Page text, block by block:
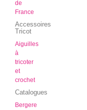
de
France
Accessoires
Tricot
Aiguilles
à
tricoter
et
crochet
Catalogues
Bergere